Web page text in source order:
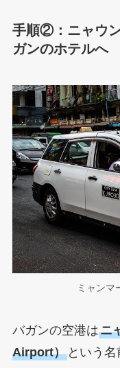
手順②：ニャウ
ガンのホテルへ
ミャンマ
バガンの空港はニ
Airport）という名